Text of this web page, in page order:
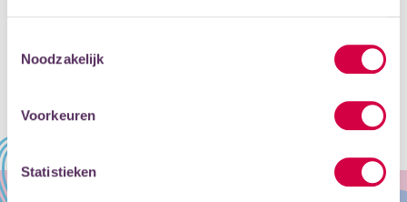
Noodzakelijk
Voorkeuren
Statistieken
klantenservice
. Dan kunnen we samen kijken wat er nog